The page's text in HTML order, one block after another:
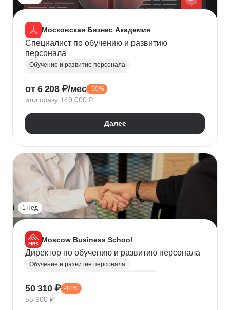
Московская Бизнес Академия
Специалист по обучению и развитию
персонала
Обучение и развитие персонала
Общая психология
Корпоративная психология
Бизнес-психология
Оценка эффективности
Мотивация сотрудников
Командообразование
от 6 208 ₽/мес -50%
или сразу 149 000 ₽
Далее
1 нед
Moscow Business School
Директор по обучению и развитию персонала
Обучение и развитие персонала
Корпоративная культура
Оценка эффективности
50 310 ₽ -10%
55 900 ₽